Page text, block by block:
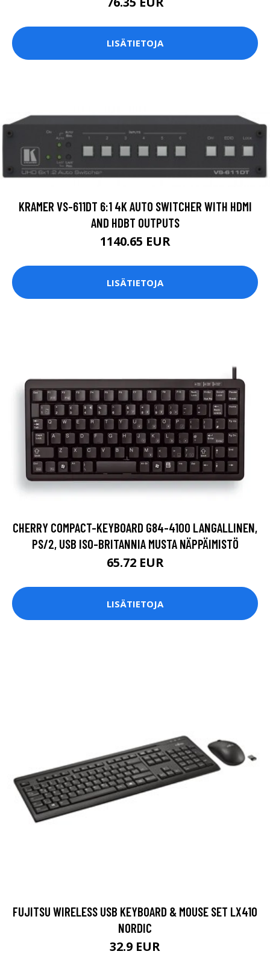
LISÄTIETOJA
KRAMER VS-611DT 6:1 4K AUTO SWITCHER WITH HDMI
AND HDBT OUTPUTS
1140.65 EUR
LISÄTIETOJA
CHERRY COMPACT-KEYBOARD G84-4100 LANGALLINEN,
PS/2, USB ISO-BRITANNIA MUSTA NÄPPÄIMISTÖ
65.72 EUR
LISÄTIETOJA
FUJITSU WIRELESS USB KEYBOARD & MOUSE SET LX410
NORDIC
32.9 EUR